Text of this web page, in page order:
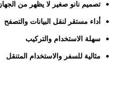
تصميم نانو صغير لا يظهر من الجهاز
أداء مستقر لنقل البيانات والتصفح
سهلة الاستخدام والتركيب
مثالية للسفر والاستخدام المتنقل